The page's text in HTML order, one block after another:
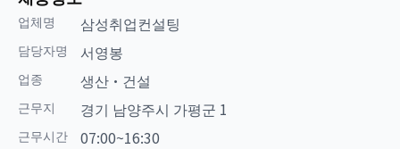
업체명 삼성취업컨설팅
담당자명 서영봉
업종 생산·건설
근무지 경기 남양주시 가평군 1
근무시간 07:00~16:30